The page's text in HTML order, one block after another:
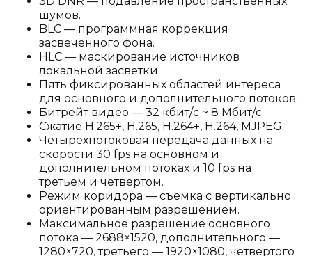
шумов.
BLC — программная коррекция
засвеченного фона.
HLC — маскирование источников
локальной засветки.
Пять фиксированных областей интереса
для основного и дополнительного потоков.
Битрейт видео — 32 кбит/с ~ 8 Мбит/с
Сжатие H.265+, H.265, H.264+, H.264, MJPEG.
Четырехпотоковая передача данных на
скорости 30 fps на основном и
дополнительном потоках и 10 fps на
третьем и четвертом.
Режим коридора — съемка с вертикально
ориентированным разрешением.
Максимальное разрешение основного
потока — 2688×1520, дополнительного —
1280×720, третьего — 1920×1080, четвертого